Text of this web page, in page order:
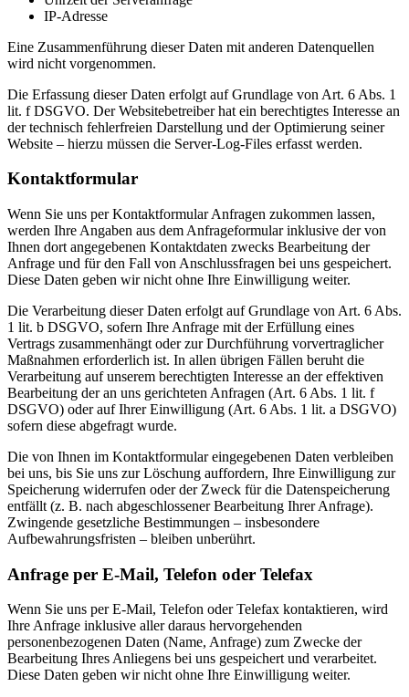
IP-Adresse
Eine Zusammenführung dieser Daten mit anderen Datenquellen
wird nicht vorgenommen.
Die Erfassung dieser Daten erfolgt auf Grundlage von Art. 6 Abs. 1
lit. f DSGVO. Der Websitebetreiber hat ein berechtigtes Interesse an
der technisch fehlerfreien Darstellung und der Optimierung seiner
Website – hierzu müssen die Server-Log-Files erfasst werden.
Kontaktformular
Wenn Sie uns per Kontaktformular Anfragen zukommen lassen,
werden Ihre Angaben aus dem Anfrageformular inklusive der von
Ihnen dort angegebenen Kontaktdaten zwecks Bearbeitung der
Anfrage und für den Fall von Anschlussfragen bei uns gespeichert.
Diese Daten geben wir nicht ohne Ihre Einwilligung weiter.
Die Verarbeitung dieser Daten erfolgt auf Grundlage von Art. 6 Abs.
1 lit. b DSGVO, sofern Ihre Anfrage mit der Erfüllung eines
Vertrags zusammenhängt oder zur Durchführung vorvertraglicher
Maßnahmen erforderlich ist. In allen übrigen Fällen beruht die
Verarbeitung auf unserem berechtigten Interesse an der effektiven
Bearbeitung der an uns gerichteten Anfragen (Art. 6 Abs. 1 lit. f
DSGVO) oder auf Ihrer Einwilligung (Art. 6 Abs. 1 lit. a DSGVO)
sofern diese abgefragt wurde.
Die von Ihnen im Kontaktformular eingegebenen Daten verbleiben
bei uns, bis Sie uns zur Löschung auffordern, Ihre Einwilligung zur
Speicherung widerrufen oder der Zweck für die Datenspeicherung
entfällt (z. B. nach abgeschlossener Bearbeitung Ihrer Anfrage).
Zwingende gesetzliche Bestimmungen – insbesondere
Aufbewahrungsfristen – bleiben unberührt.
Anfrage per E-Mail, Telefon oder Telefax
Wenn Sie uns per E-Mail, Telefon oder Telefax kontaktieren, wird
Ihre Anfrage inklusive aller daraus hervorgehenden
personenbezogenen Daten (Name, Anfrage) zum Zwecke der
Bearbeitung Ihres Anliegens bei uns gespeichert und verarbeitet.
Diese Daten geben wir nicht ohne Ihre Einwilligung weiter.